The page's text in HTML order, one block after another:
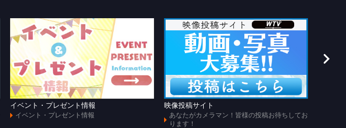
イベント・プレゼント情報
イベント・プレゼント情報
映像投稿サイト
あなたがカメラマン！皆様の投稿お待ちしてお
ります！